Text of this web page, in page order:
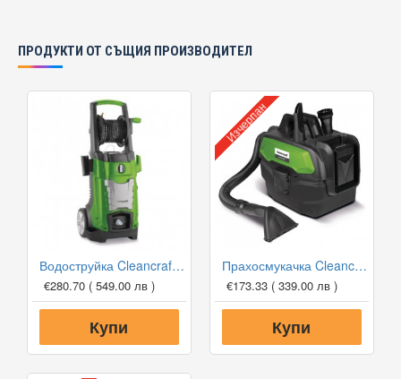
ПРОДУКТИ ОТ СЪЩИЯ ПРОИЗВОДИТЕЛ
Водоструйка Cleancraft HDR-K 44-13
€280.70 ( 549.00 лв )
Купи
Изчерпан
Прахосмукачка Cleancraft flexCAT 18B
€173.33 ( 339.00 лв )
Купи